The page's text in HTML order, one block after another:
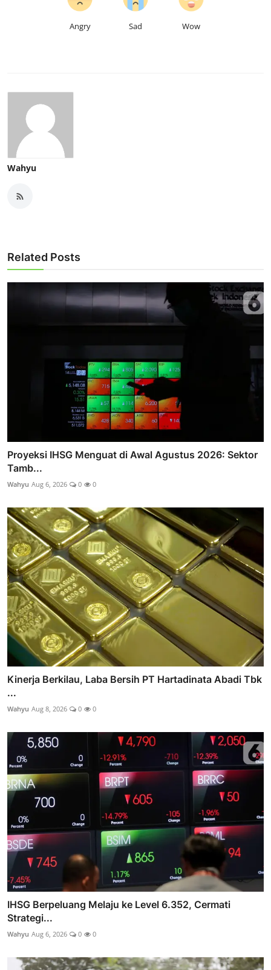
Angry Sad Wow
Wahyu
Related Posts
Proyeksi IHSG Menguat di Awal Agustus 2026: Sektor
Tamb...
Wahyu Aug 6, 2026 0 0
Kinerja Berkilau, Laba Bersih PT Hartadinata Abadi Tbk
...
Wahyu Aug 8, 2026 0 0
IHSG Berpeluang Melaju ke Level 6.352, Cermati
Strategi...
Wahyu Aug 6, 2026 0 0